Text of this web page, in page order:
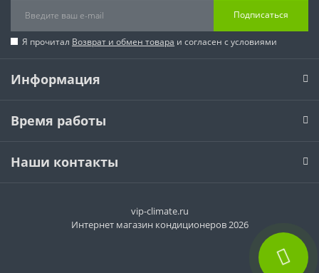
Подписаться
Я прочитал Возврат и обмен товара и согласен с условиями
Информация
Время работы
Наши контакты
vip-climate.ru
Интернет магазин кондиционеров 2026